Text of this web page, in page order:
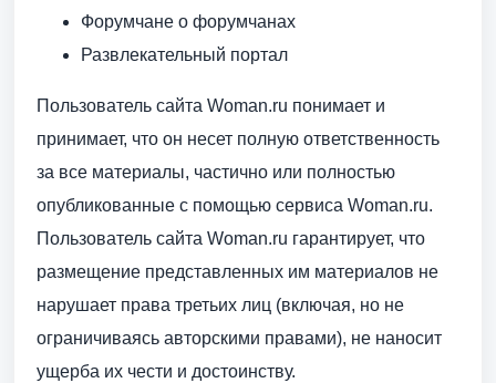
Форумчане о форумчанах
Развлекательный портал
Пользователь сайта Woman.ru понимает и
принимает, что он несет полную ответственность
за все материалы, частично или полностью
опубликованные с помощью сервиса Woman.ru.
Пользователь сайта Woman.ru гарантирует, что
размещение представленных им материалов не
нарушает права третьих лиц (включая, но не
ограничиваясь авторскими правами), не наносит
ущерба их чести и достоинству.